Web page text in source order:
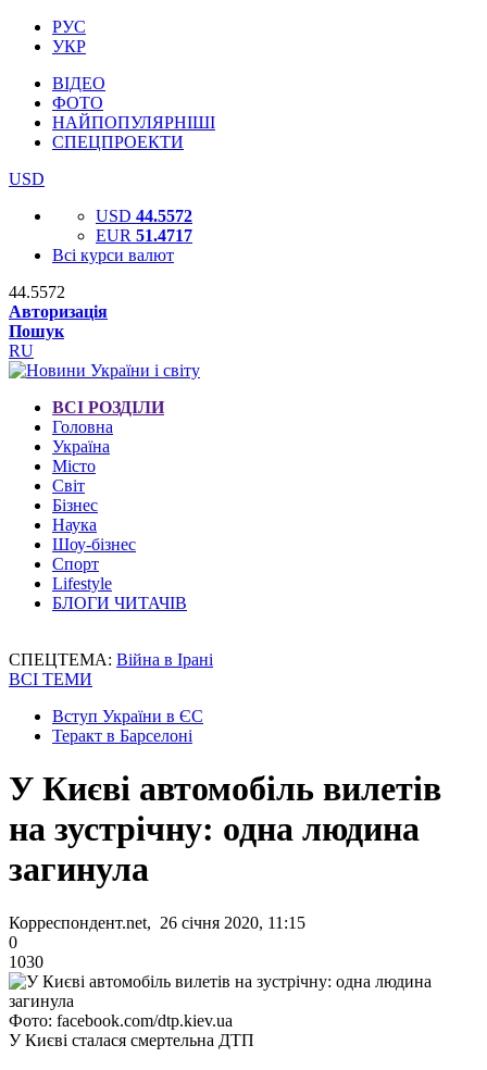
РУС
УКР
ВІДЕО
ФОТО
НАЙПОПУЛЯРНІШІ
СПЕЦПРОЕКТИ
USD
USD 44.5572
EUR 51.4717
Всі курси валют
44.5572
Авторизація
Пошук
RU
ВСІ РОЗДІЛИ
Головна
Україна
Місто
Світ
Бізнес
Наука
Шоу-бізнес
Спорт
Lifestyle
БЛОГИ ЧИТАЧІВ
СПЕЦТЕМА: Війна в Ірані
ВСІ ТЕМИ
Вступ України в ЄС
Теракт в Барселоні
У Києві автомобіль вилетів
на зустрічну: одна людина
загинула
Корреспондент.net, 26 січня 2020, 11:15
0
1030
Фото: facebook.com/dtp.kiev.ua
У Києві сталася смертельна ДТП